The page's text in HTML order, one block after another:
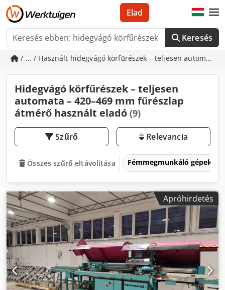
Keresés
Elad
/ ... / Használt hidegvágó körfűrészek – teljesen automata
Hidegvágó körfűrészek – teljesen
automata – 420–469 mm fűrészlap
átmérő használt eladó (9)
Szűrő Relevancia
Összes szűrő eltávolítása Fémmegmunkáló gépek és
Apróhirdetés